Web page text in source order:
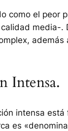
como el
media-.
Intensa.
intensa
es